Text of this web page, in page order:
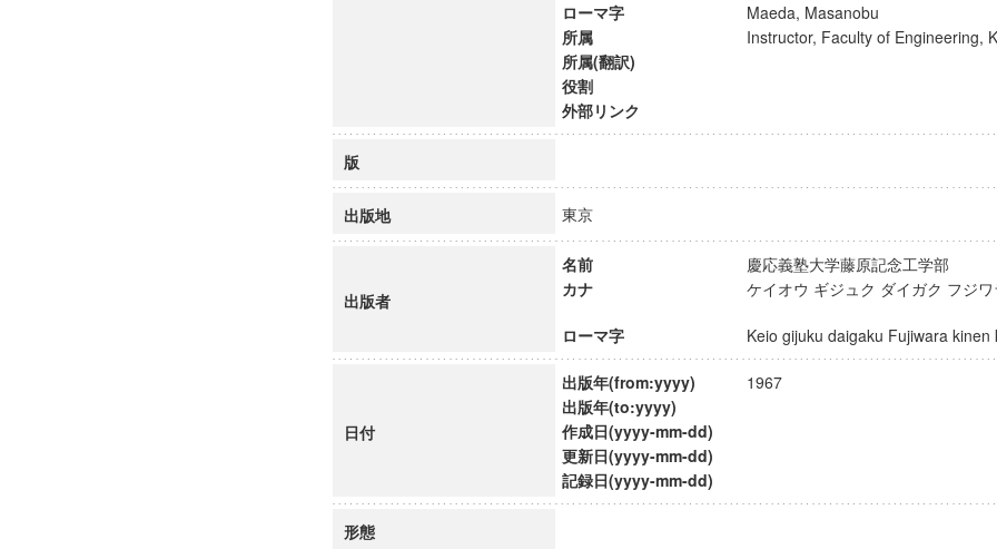
慶應義塾大学グローバルCOEプログラム論理と感性の先端的教育研究拠点
ローマ字
Maeda, Masanobu
所属
Instructor, Faculty of Engineering,
所属(翻訳)
役割
外部リンク
版
出版地 東京
出版者
名前
慶応義塾大学藤原記念工学部
カナ
ケイオウ ギジュク ダイガク フジ
ローマ字 Keio gijuku daigaku Fujiwara
日付
出版年(from:yyyy)
1967
出版年(to:yyyy)
作成日(yyyy-mm-dd)
更新日(yyyy-mm-dd)
記録日(yyyy-mm-dd)
形態